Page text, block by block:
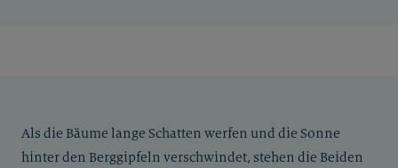
Als die Bäume lange Schatten werfen und die Sonne
hinter den Berggipfeln verschwindet, stehen die Beiden